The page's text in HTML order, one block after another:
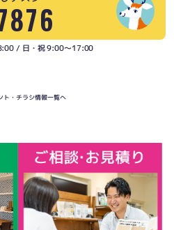
/ 日・祝 9:00〜17:00
ト・チラシ情報一覧へ